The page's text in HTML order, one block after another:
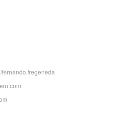
fernando.fregeneda